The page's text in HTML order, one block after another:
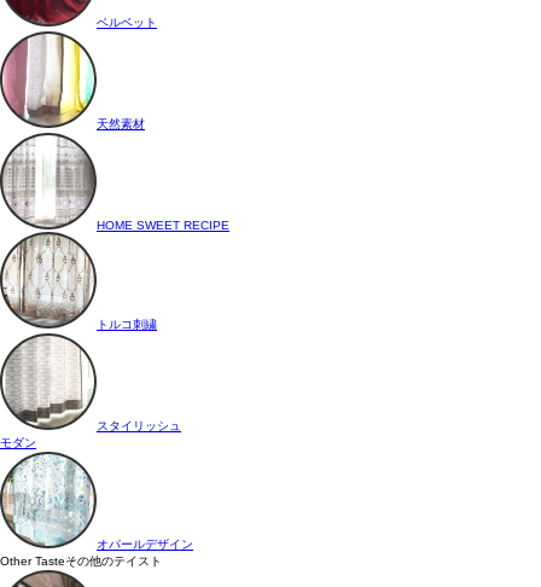
ベルベット
天然素材
HOME SWEET RECIPE
トルコ刺繍
スタイリッシュ
モダン
オパールデザイン
Other Tasteその他のテイスト